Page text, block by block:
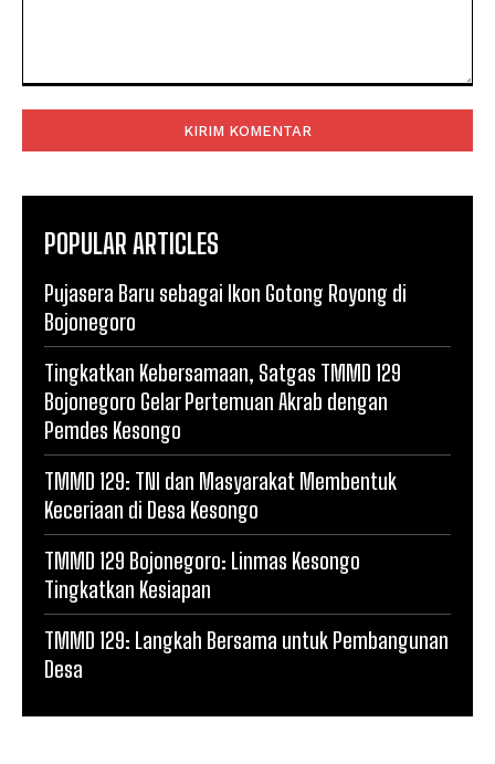
POPULAR ARTICLES
Pujasera Baru sebagai Ikon Gotong Royong di
Bojonegoro
Tingkatkan Kebersamaan, Satgas TMMD 129
Bojonegoro Gelar Pertemuan Akrab dengan
Pemdes Kesongo
TMMD 129: TNI dan Masyarakat Membentuk
Keceriaan di Desa Kesongo
TMMD 129 Bojonegoro: Linmas Kesongo
Tingkatkan Kesiapan
TMMD 129: Langkah Bersama untuk Pembangunan
Desa